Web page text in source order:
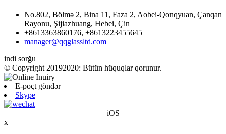
No.802, Bölmə 2, Bina 11, Faza 2, Aobei-Qonqyuan, Çanqan
Rayonu, Şijiazhuang, Hebei, Çin
+8613363860176, +8613223455645
manager@qqglassltd.com
indi sorğu
© Copyright 20192020: Bütün hüquqlar qorunur.
E-poçt göndər
Skype
iOS
x